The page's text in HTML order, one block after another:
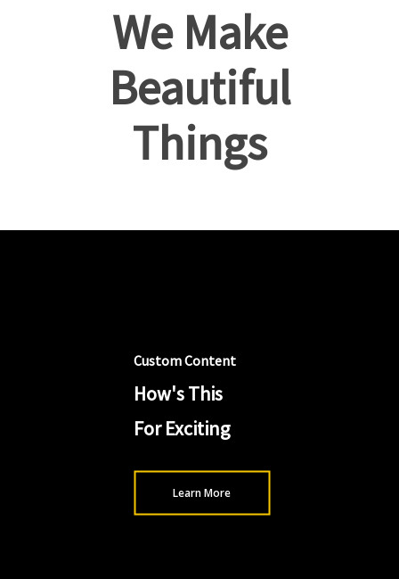
We Make
Beautiful
Things
Custom Content
How's This
For Exciting
Learn More